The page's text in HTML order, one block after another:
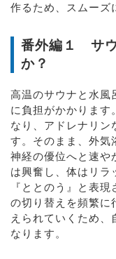
作るため、スムーズ
番外編１ サ
か？
高温のサウナと水風
に負担がかかります
なり、アドレナリン
す。そのまま、外気
神経の優位へと速や
は興奮し、体はリラ
『ととのう』と表
の切り替えを頻繁に
えられていくため、
なります。